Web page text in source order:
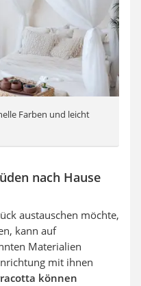
Farben und leicht
nach Hause
austauschen möchte,
kann auf
Materialien
mit ihnen
können